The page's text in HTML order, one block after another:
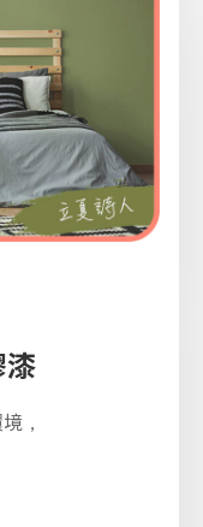
漆
，